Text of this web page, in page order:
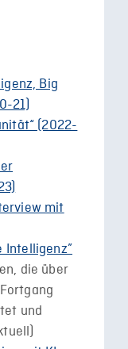
Big
21)
(2022-
mit
Intelligenz”
die über
und